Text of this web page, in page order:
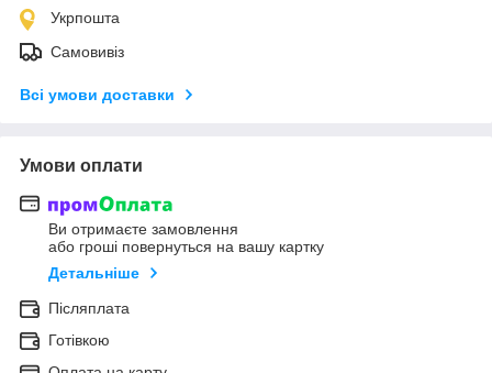
Укрпошта
Самовивіз
Всі умови доставки
Умови оплати
Ви отримаєте замовлення
або гроші повернуться на вашу картку
Детальніше
Післяплата
Готівкою